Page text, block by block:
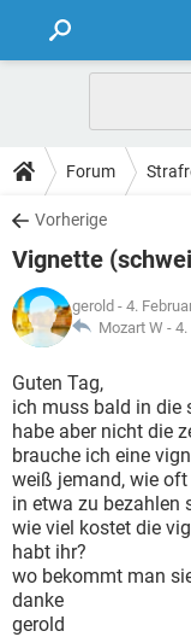
FORUM
TIPPS
LEXIKON
Forum
Vorherige
Vignette
gerold - 4.
Mozart W - 4.
Guten Tag,
ich muss bald in die
habe aber nicht die
brauche ich eine
weiß jemand, wie
in etwa zu bezahlen
wie viel kostet die
habt ihr?
wo bekommt man
danke
gerold